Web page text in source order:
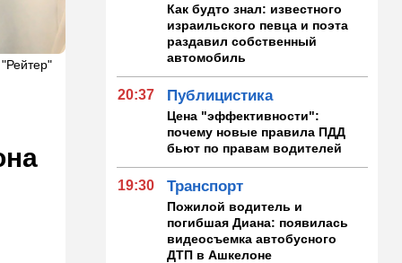
Как будто знал: известного
израильского певца и поэта
раздавил собственный
автомобиль
20:37 Публицистика
Цена "эффективности":
почему новые правила ПДД
бьют по правам водителей
19:30 Транспорт
Пожилой водитель и
погибшая Диана: появилась
видеосъемка автобусного
ДТП в Ашкелоне